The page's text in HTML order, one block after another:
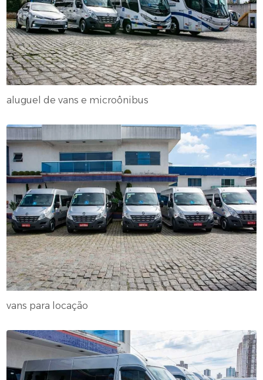
aluguel de vans e microônibus
vans para locação